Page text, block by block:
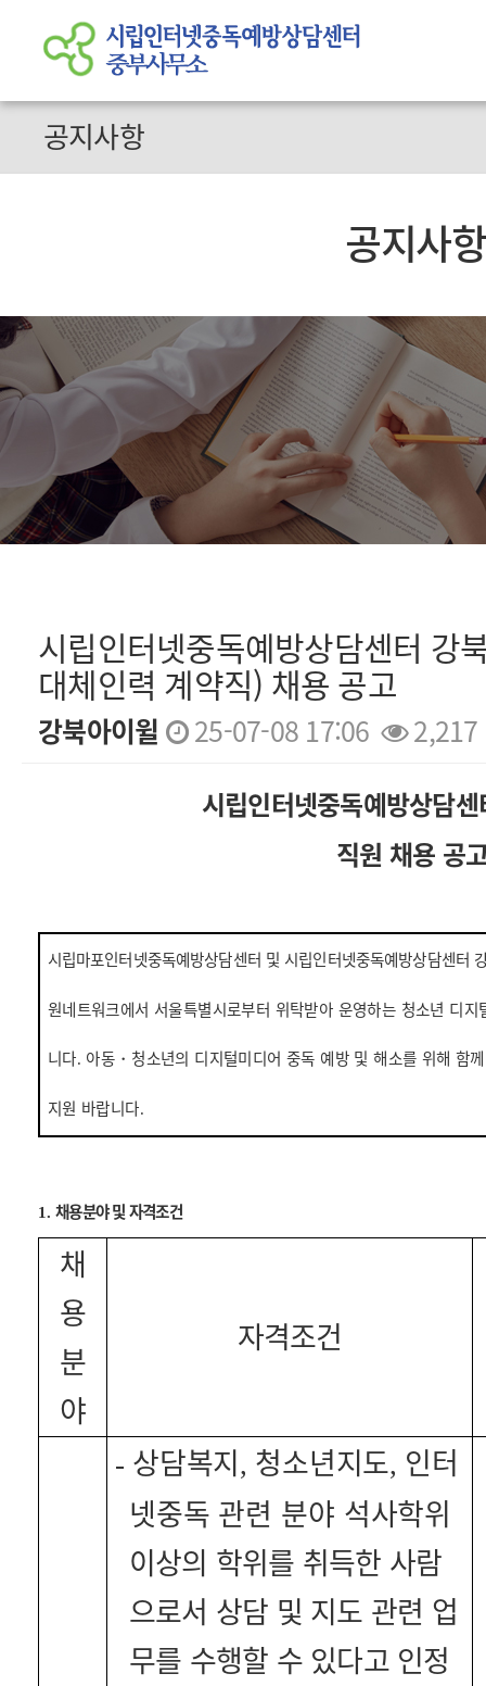
공지사항
공지사
시립인터넷중독예방상담센터 강
대체인력 계약직) 채용 공고
강북아이윌 25-07-08 17:06 2,217
시립인터넷중독예방상담
직원 채용 공
시립마포인터넷중독예방상담센터 및 시립인터넷중독예방상담센터
원네트워크에서 서울특별시로부터 위탁받아 운영하는 청소년 디
니다. 아동 ・ 청소년의 디지털미디어 중독 예방 및 해소를 위해 함
지원 바랍니다.
1. 채용분야 및 자격조건
채
용
분
야
자격조건
- 상담복지, 청소년지도, 인터
넷중독 관련 분야 석사학위
이상의 학위를 취득한 사람
으로서 상담 및 지도 관련 업
무를 수행할 수 있다고 인정